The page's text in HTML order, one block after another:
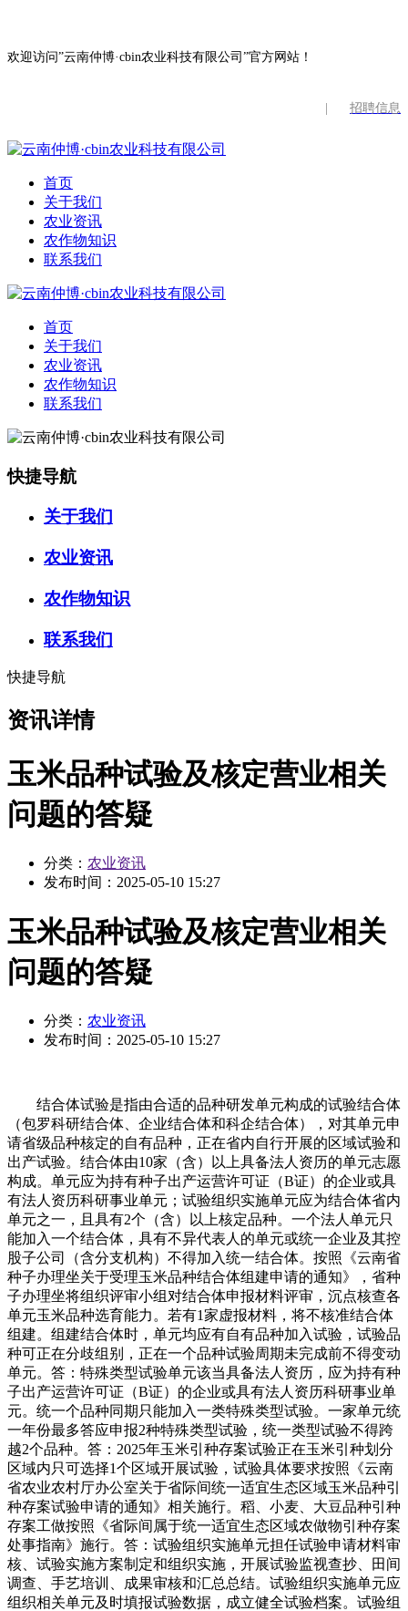
欢迎访问”云南仲博·cbin农业科技有限公司”官方网站！
招聘信息
首页
关于我们
农业资讯
农作物知识
联系我们
首页
关于我们
农业资讯
农作物知识
联系我们
快捷导航
关于我们
农业资讯
农作物知识
联系我们
快捷导航
资讯详情
玉米品种试验及核定营业相关
问题的答疑
分类： 农业资讯
发布时间： 2025-05-10 15:27
玉米品种试验及核定营业相关
问题的答疑
分类： 农业资讯
发布时间： 2025-05-10 15:27
结合体试验是指由合适的品种研发单元构成的试验结合体
（包罗科研结合体、企业结合体和科企结合体），对其单元申
请省级品种核定的自有品种，正在省内自行开展的区域试验和
出产试验。结合体由10家（含）以上具备法人资历的单元志愿
构成。单元应为持有种子出产运营许可证（B证）的企业或具
有法人资历科研事业单元；试验组织实施单元应为结合体省内
单元之一，且具有2个（含）以上核定品种。一个法人单元只
能加入一个结合体，具有不异代表人的单元或统一企业及其控
股子公司（含分支机构）不得加入统一结合体。按照《云南省
种子办理坐关于受理玉米品种结合体组建申请的通知》，省种
子办理坐将组织评审小组对结合体申报材料评审，沉点核查各
单元玉米品种选育能力。若有1家虚报材料，将不核准结合体
组建。组建结合体时，单元均应有自有品种加入试验，试验品
种可正在分歧组别，正在一个品种试验周期未完成前不得变动
单元。答：特殊类型试验单元该当具备法人资历，应为持有种
子出产运营许可证（B证）的企业或具有法人资历科研事业单
元。统一个品种同期只能加入一类特殊类型试验。一家单元统
一年份最多答应申报2种特殊类型试验，统一类型试验不得跨
越2个品种。答：2025年玉米引种存案试验正在玉米引种划分
区域内只可选择1个区域开展试验，试验具体要求按照《云南
省农业农村厅办公室关于省际间统一适宜生态区域玉米品种引
种存案试验申请的通知》相关施行。稻、小麦、大豆品种引种
存案工做按照《省际间属于统一适宜生态区域农做物引种存案
处事指南》施行。答：试验组织实施单元担任试验申请材料审
核、试验实施方案制定和组织实施，开展试验监视查抄、田间
调查、手艺培训、成果审核和汇总总结。试验组织实施单元应
组织相关单元及时填报试验数据，成立健全试验档案。试验组